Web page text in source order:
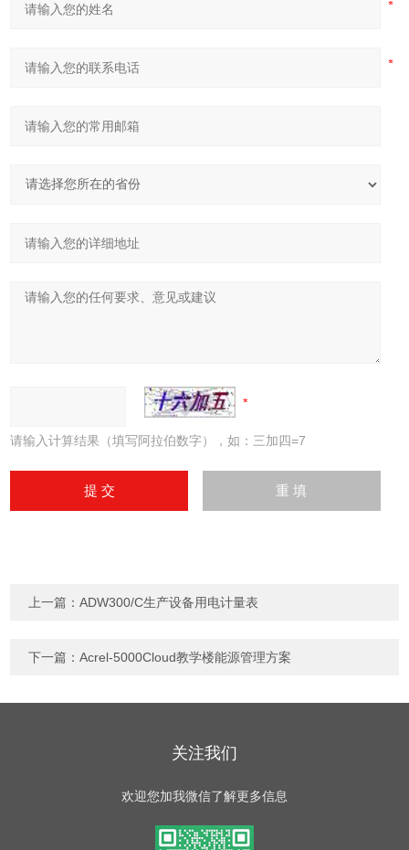
请输入计算结果（填写阿拉伯数字），如：三加四=7
上一篇：ADW300/C生产设备用电计量表
下一篇：Acrel-5000Cloud教学楼能源管理方案
关注我们
欢迎您加我微信了解更多信息